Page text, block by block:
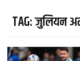
TAG:जुलियन